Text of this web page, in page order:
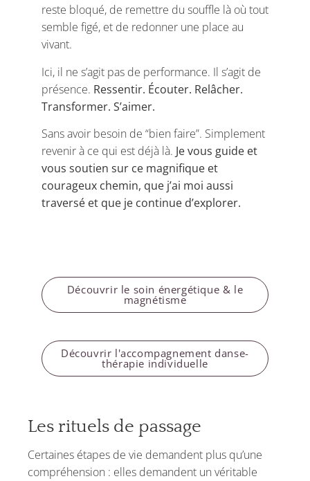
reste bloqué, de remettre du souffle là où tout
semble figé, et de redonner une place au
vivant.
Ici, il ne s’agit pas de performance. Il s’agit de
présence. Ressentir. Écouter. Relâcher.
Transformer. S’aimer.
Sans avoir besoin de “bien faire”. Simplement
revenir à ce qui est déjà là. Je vous guide et
vous soutien sur ce magnifique et
courageux chemin, que j’ai moi aussi
traversé et que je continue d’explorer.
Découvrir le soin énergétique & le
magnétisme
Découvrir l'accompagnement danse-
thérapie individuelle
Les rituels de passage
Certaines étapes de vie demandent plus qu’une
compréhension : elles demandent un véritable